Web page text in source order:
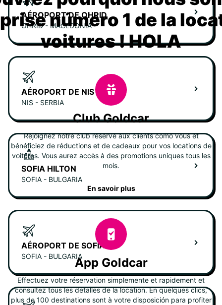
AÉROPORT DE OHRID
OHRID - MACEDONIA
AÉROPORT DE NIS
NIS - SERBIA
SOFIA HILTON
SOFIA - BULGARIA
AÉROPORT DE SOFIA T2
SOFIA - BULGARIA
número 1 de la
voitures ! HOLA
Club Goldcar
Rejoignez notre club réservé aux clients como vous et
bénéficiez de réductions et de cadeaux pour vos locations de
voitures. Vous aurez accès à des promotions uniques tous les
mois.
En savoir plus
App Goldcar
Effectuez votre réservation simplemente et rapidement et
consultez tous les detalles de la location. En quelques clics,
plus de 100 destinations sont à votre disposición para profiter